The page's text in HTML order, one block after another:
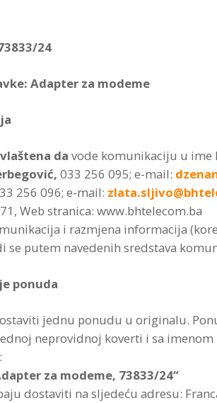
24
Adapter za modeme
da vode komunikaciju u ime
033 256 095; e-mail:
256 096; e-mail:
Web stranica: www.bhtelecom.ba
i razmjena informacija
se putem navedenih sredstava
ponuda
jednu ponudu u originalu.
neprovidnoj koverti i sa
za modeme, 73833/24“
dostaviti na sljedeću adresu: